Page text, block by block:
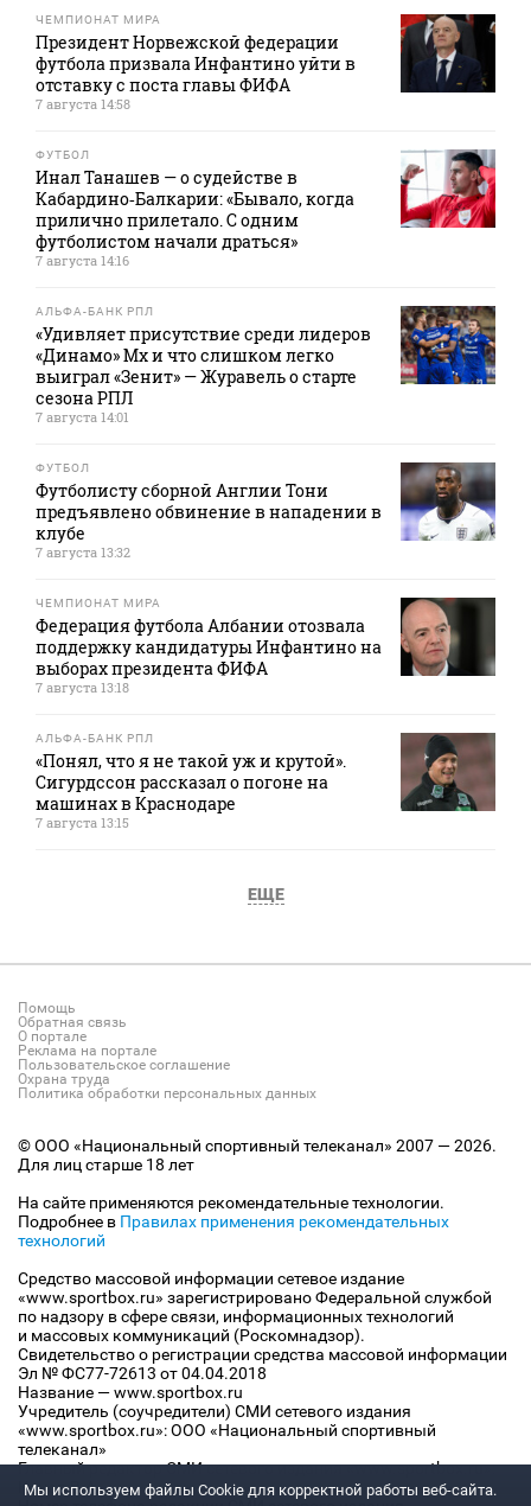
ЧЕМПИОНАТ МИРА
Президент Норвежской федерации
футбола призвала Инфантино уйти в
отставку с поста главы ФИФА
7 августа 14:58
ФУТБОЛ
Инал Танашев — о судействе в
Кабардино‑Балкарии: «Бывало, когда
прилично прилетало. С одним
футболистом начали драться»
7 августа 14:16
АЛЬФА-БАНК РПЛ
«Удивляет присутствие среди лидеров
«Динамо» Мх и что слишком легко
выиграл «Зенит» — Журавель о старте
сезона РПЛ
7 августа 14:01
ФУТБОЛ
Футболисту сборной Англии Тони
предъявлено обвинение в нападении в
клубе
7 августа 13:32
ЧЕМПИОНАТ МИРА
Федерация футбола Албании отозвала
поддержку кандидатуры Инфантино на
выборах президента ФИФА
7 августа 13:18
АЛЬФА-БАНК РПЛ
«Понял, что я не такой уж и крутой».
Сигурдссон рассказал о погоне на
машинах в Краснодаре
7 августа 13:15
ЕЩЕ
Помощь
Обратная связь
О портале
Реклама на портале
Пользовательское соглашение
Охрана труда
Политика обработки персональных данных
© ООО «Национальный спортивный телеканал» 2007 — 2026.
Для лиц старше 18 лет
На сайте применяются рекомендательные технологии.
Подробнее в Правилах применения рекомендательных
технологий
Средство массовой информации сетевое издание
«www.sportbox.ru» зарегистрировано Федеральной службой
по надзору в сфере связи, информационных технологий
и массовых коммуникаций (Роскомнадзор).
Свидетельство о регистрации средства массовой информации
Эл № ФС77-72613 от 04.04.2018
Название — www.sportbox.ru
Учредитель (соучредители) СМИ сетевого издания
«www.sportbox.ru»: ООО «Национальный спортивный
телеканал»
Главный редактор СМИ сетевого издания «www.sportbox.ru»:
Конов В.А.
Мы используем файлы Сookie для корректной работы веб-сайта.